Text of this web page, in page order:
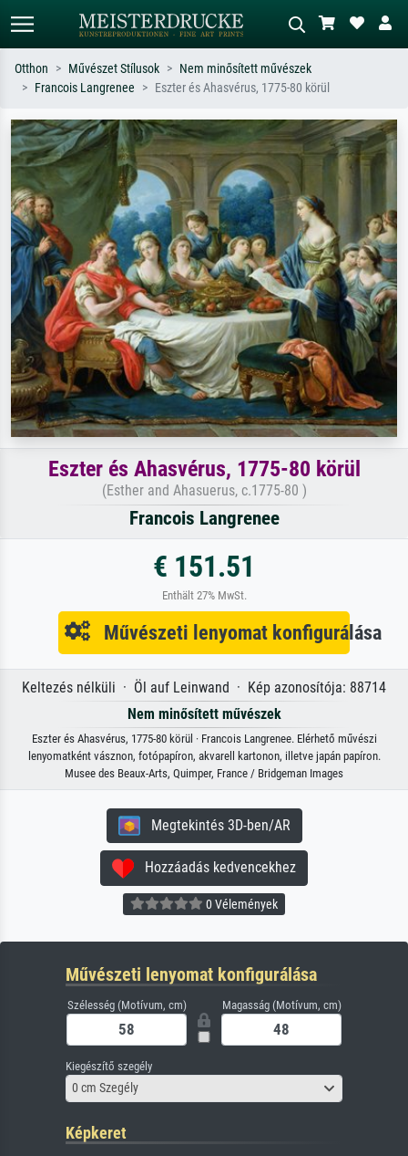
Keressen művész, műcím vagy stílus
szerint – pl. Monet, Csillagos éj,
impresszionizmus, Hokusai-hullám,
Írja le a jelenetet – pl. zöld rét, sok
piros absztrakt, sötét olajkép, álló akt
egy fa mellett.
Otthon Művészet Stílusok
Nem minősített művészek
Francois Langrenee
Eszter és Ahasvérus, 1775-80 körül
Eszter és Ahasvérus, 1775-80 körül
(Esther and Ahasuerus, c.1775-80 )
Francois Langrenee
€ 151.51
Enthält 27% MwSt.
Művészeti lenyomat konfigurálása
Keltezés nélküli · Öl auf Leinwand · Kép azonosítója: 88714
Nem minősített művészek
Eszter és Ahasvérus, 1775-80 körül · Francois Langrenee. Elérhető művészi
lenyomatként vásznon, fotópapíron, akvarell kartonon, illetve japán papíron.
Musee des Beaux-Arts, Quimper, France / Bridgeman Images
Megtekintés 3D-ben/AR
Hozzáadás kedvencekhez
0 Vélemények
Művészeti lenyomat konfigurálása
Szélesség (Motívum, cm) Magasság (Motívum, cm)
Kiegészítő szegély
0 cm Szegély
Képkeret